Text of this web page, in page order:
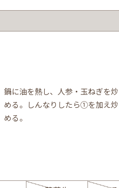
鍋に油を熱し、人参・玉ねぎを炒
める。しんなりしたら①を加え炒
める。